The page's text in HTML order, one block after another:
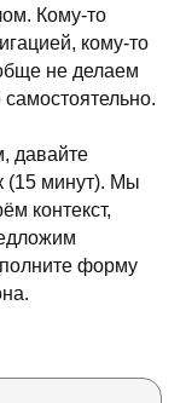
Кому-то
кому-то
не делаем
давайте
(15 минут). Мы
контекст,
форму